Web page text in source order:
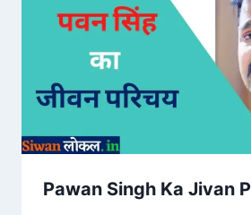
Pawan Singh Ka Jivan